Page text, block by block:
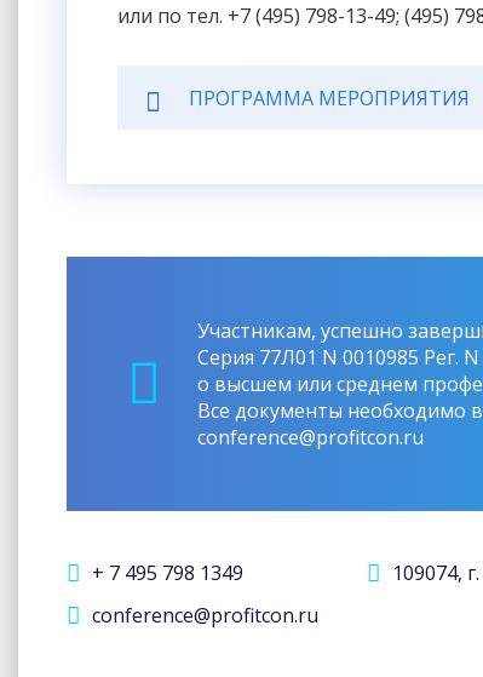
или по тел. +7 (495) 798-13-49; (495)
ПРОГРАММА МЕРОПРИЯТИЯ
Участникам, успешно
Серия 77Л01 N 0010985 Рег.
о высшем или среднем
Все документы необходимо
conference@profitcon.ru
+ 7 495 798 1349
conference@profitcon.ru
109074,